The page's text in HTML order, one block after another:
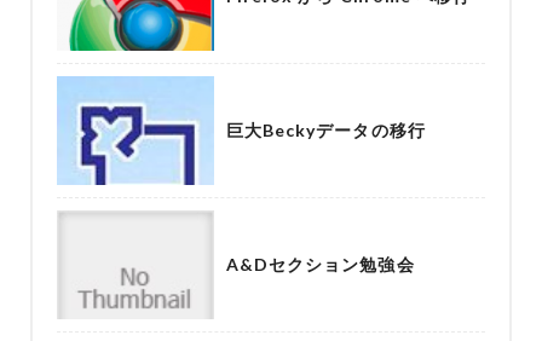
巨大Beckyデータの移行
A&Dセクション勉強会